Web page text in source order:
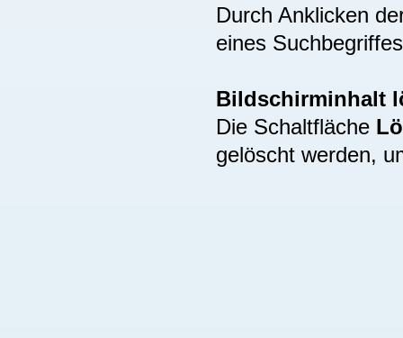
Durch Anklicken
eines
Bildschirminhalt
Die Schaltfläche
gelöscht werden,